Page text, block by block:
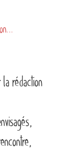
rédaction